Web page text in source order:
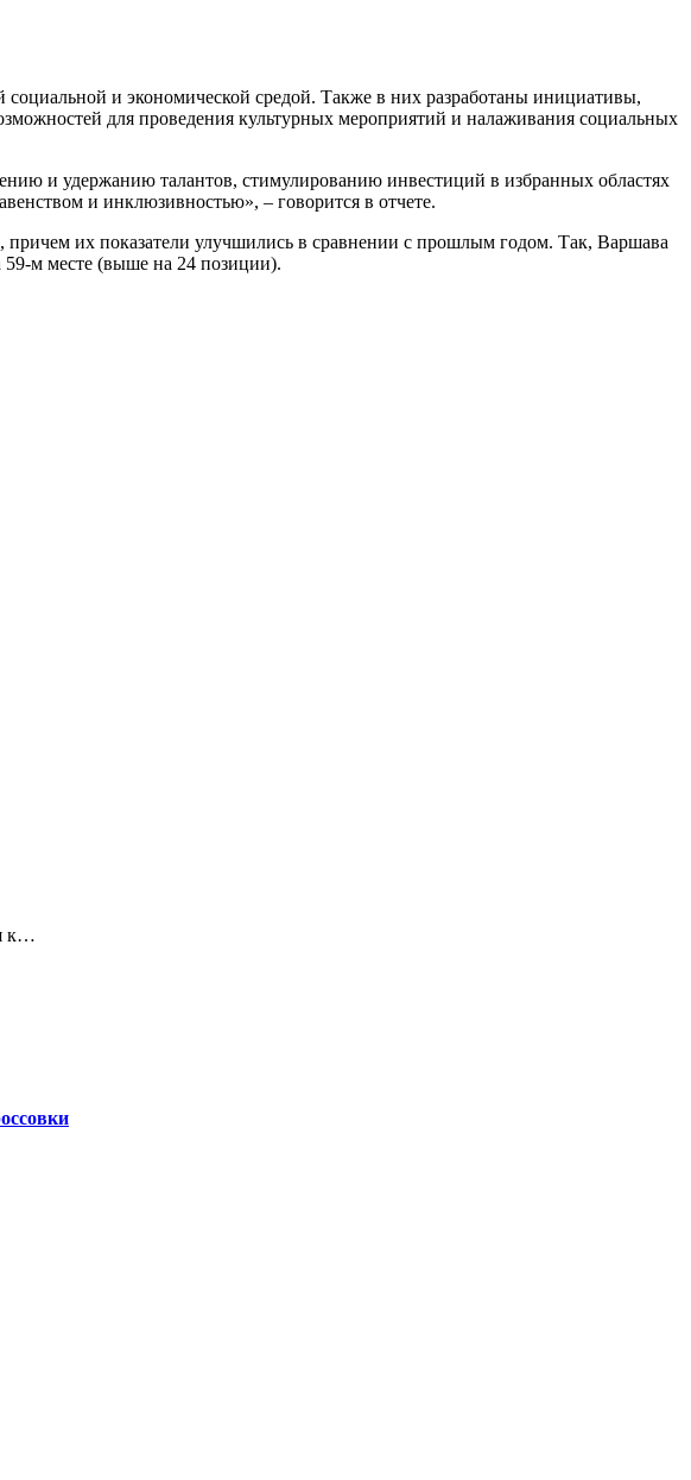
социальной и экономической средой. Также в них разработаны инициативы,
для проведения культурных мероприятий и налаживания социальных
и удержанию талантов, стимулированию инвестиций в избранных областях
и инклюзивностью», – говорится в отчете.
причем их показатели улучшились в сравнении с прошлым годом. Так, Варшава
м месте (выше на 24 позиции).
к…